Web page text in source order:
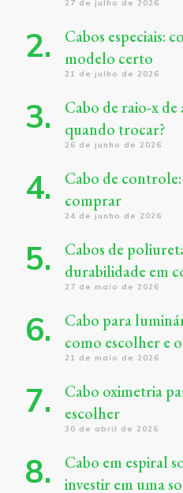
27 de julho de 2026
Cabos especiais:
modelo certo
21 de julho de 2026
Cabo de raio-x
quando trocar?
26 de junho de 2026
Cabo de
comprar
24 de junho de 2026
Cabos de
durabilidade em
27 de maio de 2026
Cabo para
como escolher e
21 de maio de 2026
Cabo oximetria
escolher
30 de abril de 2026
Cabo em espiral
investir em uma